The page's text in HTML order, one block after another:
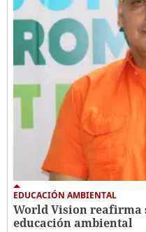
EDUCACIÓN AMBIENTAL
World Vision reafirma
educación ambiental